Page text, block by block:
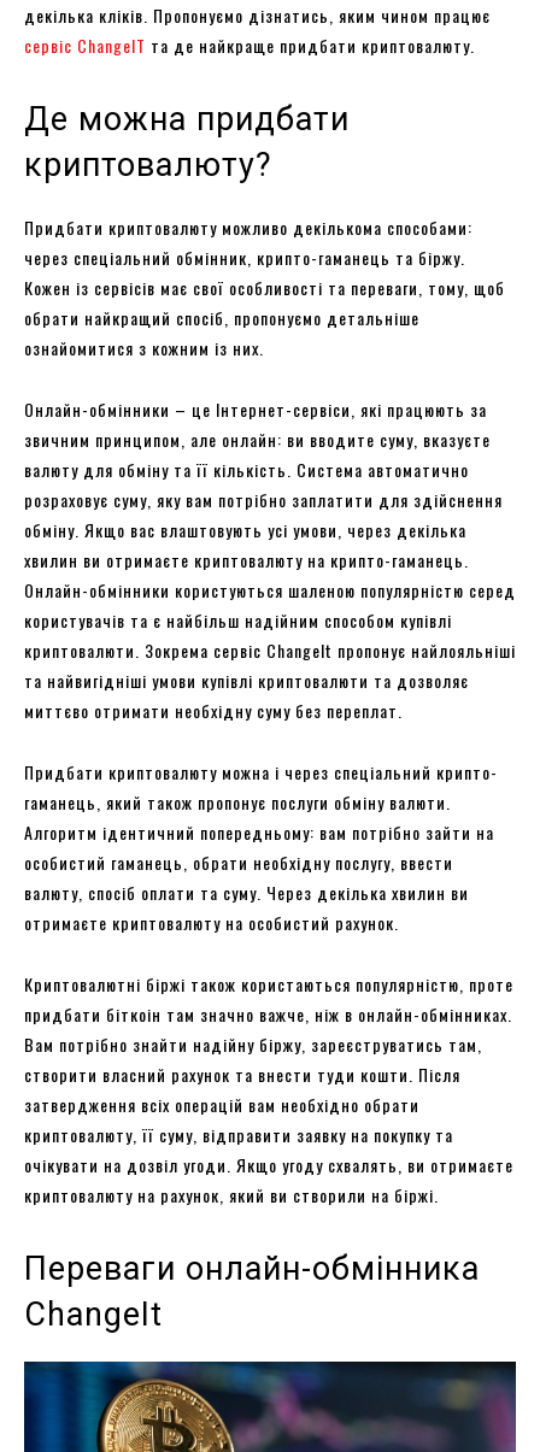
декілька кліків. Пропонуємо дізнатись, яким чином працює
сервіс ChangeIT та де найкраще придбати криптовалюту.
Де можна придбати
криптовалюту?
Придбати криптовалюту можливо декількома способами:
через спеціальний обмінник, крипто-гаманець та біржу.
Кожен із сервісів має свої особливості та переваги, тому, щоб
обрати найкращий спосіб, пропонуємо детальніше
ознайомитися з кожним із них.
Онлайн-обмінники – це Інтернет-сервіси, які працюють за
звичним принципом, але онлайн: ви вводите суму, вказуєте
валюту для обміну та її кількість. Система автоматично
розраховує суму, яку вам потрібно заплатити для здійснення
обміну. Якщо вас влаштовують усі умови, через декілька
хвилин ви отримаєте криптовалюту на крипто-гаманець.
Онлайн-обмінники користуються шаленою популярністю серед
користувачів та є найбільш надійним способом купівлі
криптовалюти. Зокрема сервіс ChangeIt пропонує найлояльніші
та найвигідніші умови купівлі криптовалюти та дозволяє
миттєво отримати необхідну суму без переплат.
Придбати криптовалюту можна і через спеціальний крипто-
гаманець, який також пропонує послуги обміну валюти.
Алгоритм ідентичний попередньому: вам потрібно зайти на
особистий гаманець, обрати необхідну послугу, ввести
валюту, спосіб оплати та суму. Через декілька хвилин ви
отримаєте криптовалюту на особистий рахунок.
Криптовалютні біржі також користаються популярністю, проте
придбати біткоін там значно важче, ніж в онлайн-обмінниках.
Вам потрібно знайти надійну біржу, зареєструватись там,
створити власний рахунок та внести туди кошти. Після
затвердження всіх операцій вам необхідно обрати
криптовалюту, її суму, відправити заявку на покупку та
очікувати на дозвіл угоди. Якщо угоду схвалять, ви отримаєте
криптовалюту на рахунок, який ви створили на біржі.
Переваги онлайн-обмінника
ChangeIt